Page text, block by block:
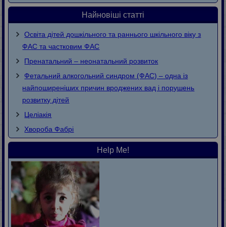
Найновіші статті
Освіта дітей дошкільного та раннього шкільного віку з
ФАС та частковим ФАС
Пренатальний – неонатальний розвиток
Фетальний алкогольний синдром (ФАС) – одна із
найпоширеніших причин вроджених вад і порушень
розвитку дітей
Целіакія
Хвороба Фaбpi
Help Me!